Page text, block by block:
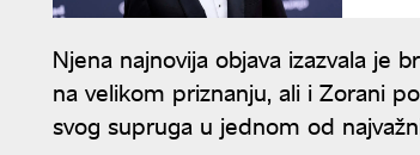
Njena najnovija objava izazvala je
na velikom priznanju, ali i Zorani
svog supruga u jednom od